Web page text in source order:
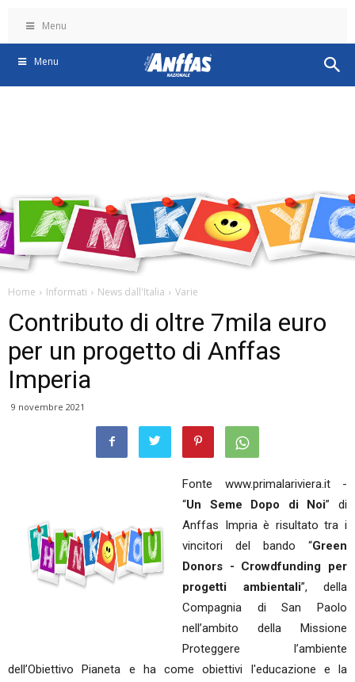
Menu
Menu
Home Informati News dall'Italia Varie
Contributo di oltre 7mila euro
per un progetto di Anffas
Imperia
9 novembre 2021
Fonte www.primalariviera.it -
“Un Seme Dopo di Noi” di
Anffas Impria è risultato tra i
vincitori del bando “Green
Donors - Crowdfunding per
progetti ambientali”, della
Compagnia di San Paolo
nell’ambito della Missione
Proteggere l’ambiente
dell’Obiettivo Pianeta e ha come obiettivi l'educazione e la